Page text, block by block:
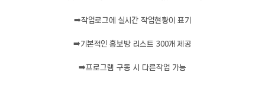
➡️작업로그에 실시간 작업현황이 표기
➡️기본적인 홍보방 리스트 300개 제공
➡️프로그램 구동 시 다른작업 가능